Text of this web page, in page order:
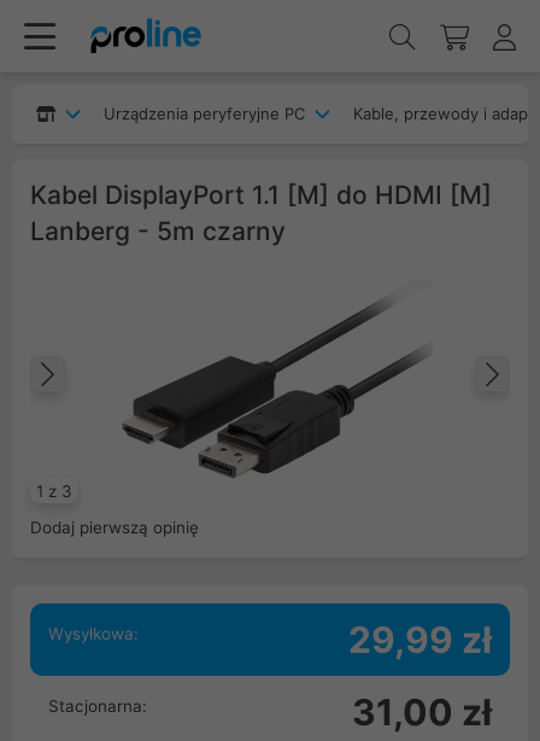
Urządzenia peryferyjne PC Kable, przewody i
Kabel DisplayPort 1.1 [M] do HDMI [M]
Lanberg - 5m czarny
1 z 3
Poprzedni
Dodaj pierwszą opinię
Wysyłkowa: 29,99 zł
Stacjonarna: 31,00 zł